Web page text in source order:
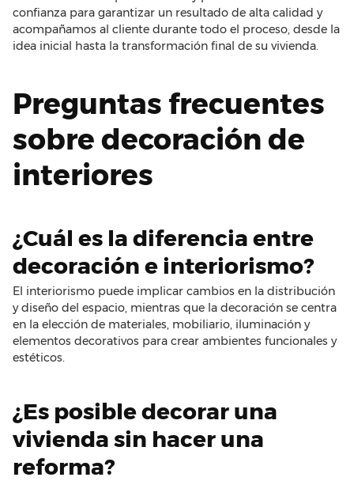
confianza para garantizar un resultado de alta calidad y
acompañamos al cliente durante todo el proceso, desde la
idea inicial hasta la transformación final de su vivienda.
Preguntas frecuentes
sobre decoración de
interiores
¿Cuál es la diferencia entre
decoración e interiorismo?
El interiorismo puede implicar cambios en la distribución
y diseño del espacio, mientras que la decoración se centra
en la elección de materiales, mobiliario, iluminación y
elementos decorativos para crear ambientes funcionales y
estéticos.
¿Es posible decorar una
vivienda sin hacer una
reforma?